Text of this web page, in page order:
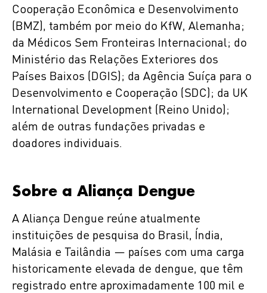
Cooperação Econômica e Desenvolvimento
(BMZ), também por meio do KfW, Alemanha;
da Médicos Sem Fronteiras Internacional; do
Ministério das Relações Exteriores dos
Países Baixos (DGIS); da Agência Suíça para o
Desenvolvimento e Cooperação (SDC); da UK
International Development (Reino Unido);
além de outras fundações privadas e
doadores individuais.
Sobre a Aliança Dengue
A Aliança Dengue reúne atualmente
instituições de pesquisa do Brasil, Índia,
Malásia e Tailândia — países com uma carga
historicamente elevada de dengue, que têm
registrado entre aproximadamente 100 mil e